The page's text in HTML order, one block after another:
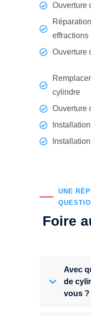
Ouverture
effractions
Ouverture
cylindre
Ouverture
UNE
Foire
Avec
de
vous ?